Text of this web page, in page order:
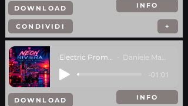
DOWNLOAD
CONDIVIDI
INFO
+
Daniele Mastracci
-01:01
DOWNLOAD INFO